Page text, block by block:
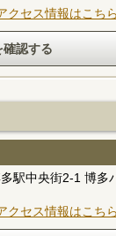
クセス情報はこちら
駅中央街2-1 博多
クセス情報はこちら